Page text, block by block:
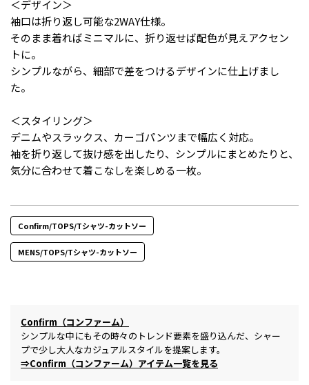
＜デザイン＞
袖口は折り返し可能な2WAY仕様。
そのまま着ればミニマルに、折り返せば配色が見えアクセン
トに。
シンプルながら、細部で差をつけるデザインに仕上げまし
た。
＜スタイリング＞
デニムやスラックス、カーゴパンツまで幅広く対応。
袖を折り返して抜け感を出したり、シンプルにまとめたりと、
気分に合わせて着こなしを楽しめる一枚。
Confirm/TOPS/Tシャツ-カットソー
MENS/TOPS/Tシャツ-カットソー
Confirm（コンファーム）
シンプルな中にもその時々のトレンド要素を盛り込んだ、シャー
プで少し大人なカジュアルスタイルを提案します。
⇒Confirm（コンファーム）アイテム一覧を見る